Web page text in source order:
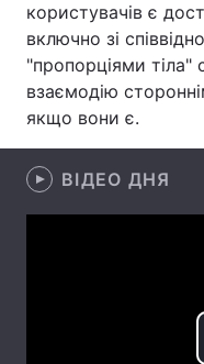
Екологія
Лонгріди
Відео з Youtube
Інтерв'ю
користувачів є
включно зі
"пропорціями
взаємодію
якщо вони є.
ВІДЕО ДНЯ